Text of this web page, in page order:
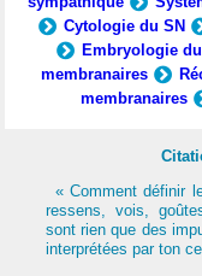
Cytologie du SN
Embryologie du
membranaires
membranaires
« Comment définir
ressens, vois,
sont rien que des
interprétées par ton